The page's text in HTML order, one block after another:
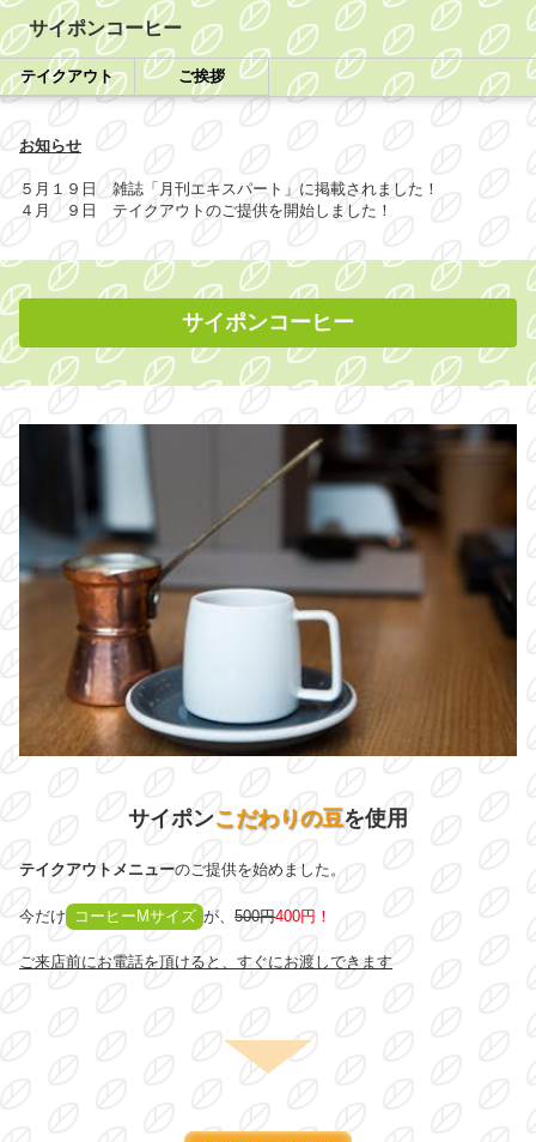
サイポンコーヒー
テイクアウト ご挨拶
お知らせ
５月１９日 雑誌「月刊エキスパート」に掲載されました！
４月 ９日 テイクアウトのご提供を開始しました！
サイポンコーヒー
サイポンこだわりの豆を使用
テイクアウトメニューのご提供を始めました。
今だけ コーヒーMサイズ が、500円400円 ！
ご来店前にお電話を頂けると、すぐにお渡しできます